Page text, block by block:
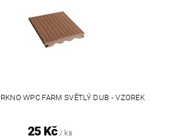
WPC FARM SVĚTLÝ DUB - VZOREK
25 Kč / ks